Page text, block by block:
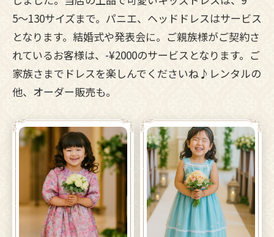
5〜130サイズまで。パニエ、ヘッドドレスはサービス
となります。結婚式や発表会に。ご親族様がご契約さ
れているお客様は、-¥2000のサービスとなります。ご
家族さまでドレスを楽しんでくださいね♪レンタルの
他、オーダー販売も。